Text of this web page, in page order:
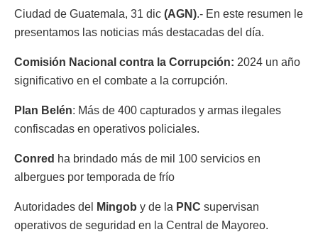
Ciudad de Guatemala, 31 dic (AGN).- En este resumen le
presentamos las noticias más destacadas del día.
Comisión Nacional contra la Corrupción: 2024 un año
significativo en el combate a la corrupción.
Plan Belén: Más de 400 capturados y armas ilegales
confiscadas en operativos policiales.
Conred ha brindado más de mil 100 servicios en
albergues por temporada de frío
Autoridades del Mingob y de la PNC supervisan
operativos de seguridad en la Central de Mayoreo.